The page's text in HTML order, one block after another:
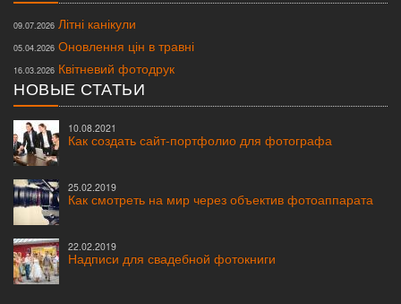
09.07.2026 Літні канікули
05.04.2026 Оновлення цін в травні
16.03.2026 Квітневий фотодрук
НОВЫЕ СТАТЬИ
10.08.2021
Как создать сайт-портфолио для фотографа
25.02.2019
Как смотреть на мир через объектив фотоаппарата
22.02.2019
Надписи для свадебной фотокниги